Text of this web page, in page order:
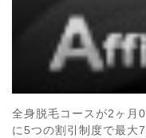
全身脱毛コースが2ヶ月
に5つの割引制度で最大